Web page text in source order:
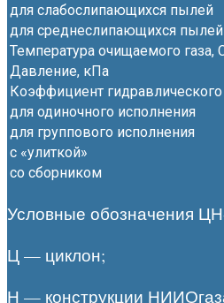
для слабослипающихся пылей
для среднеслипающихся пылей
Температура очищаемого газа,
Давление, кПа
Коэффициент
для одиночного исполнения
для группового исполнения
с «улиткой»
со сборником
Условные обозначения
Ц — циклон;
Н — конструкции